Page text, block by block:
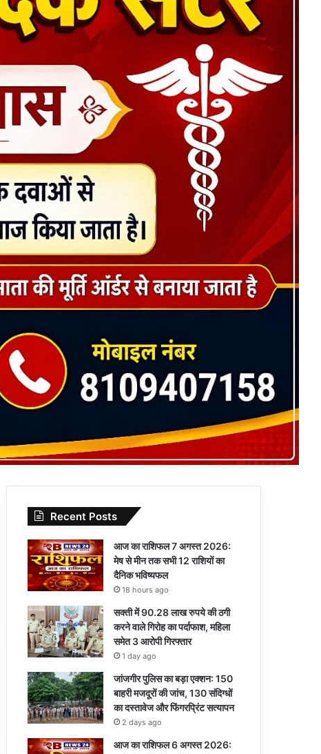
Recent Posts
आज का राशिफल 7 अगस्त 2026:
मेष से मीन तक सभी 12 राशियों का
दैनिक भविष्यफल
18 hours ago
सक्ती में 90.28 लाख रुपये की ठगी
करने वाले गिरोह का पर्दाफाश, महिला
समेत 3 आरोपी गिरफ्तार
1 day ago
जांजगीर पुलिस का बड़ा एक्शन: 150
बाहरी मजदूरों की जांच, 130 संदिग्धों
का दस्तावेज और फिंगरप्रिंट सत्यापन
2 days ago
आज का राशिफल 6 अगस्त 2026: